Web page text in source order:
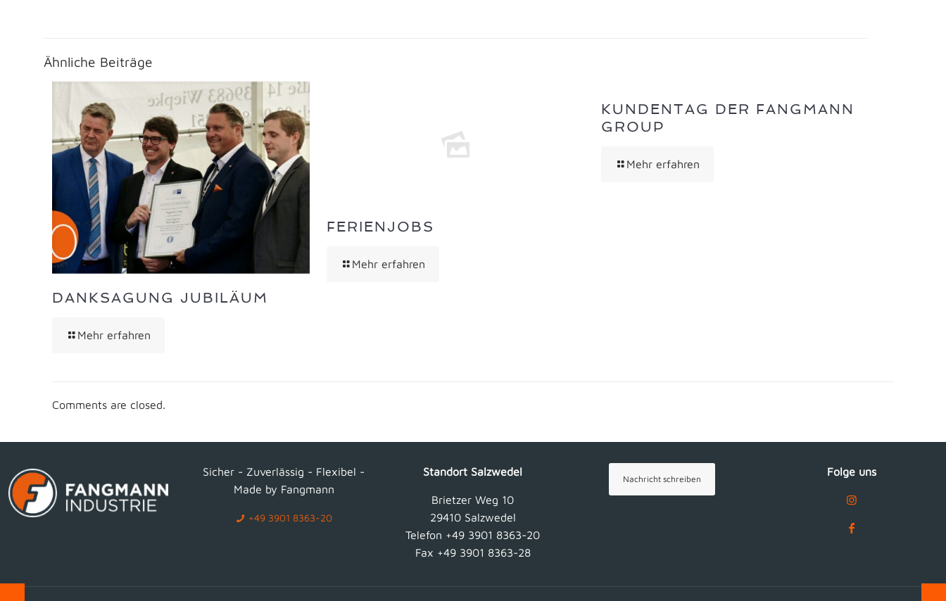
Ähnliche Beiträge
DANKSAGUNG JUBILÄUM
Mehr erfahren
FERIENJOBS
Mehr erfahren
KUNDENTAG DER FANGMANN
GROUP
Mehr erfahren
Comments are closed.
Sicher - Zuverlässig - Flexibel -
Made by Fangmann
+49 3901 8363-20
Standort Salzwedel
Brietzer Weg 10
29410 Salzwedel
Telefon +49 3901 8363-20
Fax +49 3901 8363-28
Nachricht schreiben
Folge uns